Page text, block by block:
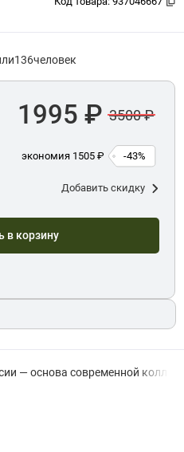
136человек
— основа современной
1995 ₽ 3500 ₽
экономия 1505 ₽ -43%
Добавить скидку
в корзину